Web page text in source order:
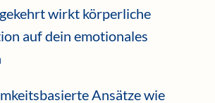
wirkt körperliche
auf dein emotionales
Ansätze wie